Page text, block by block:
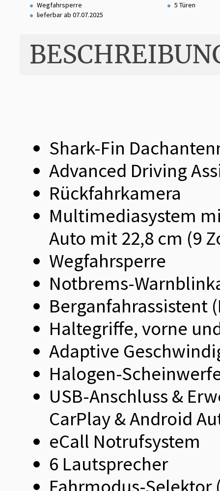
Wegfahrsperre
5 Türen
lieferbar ab 07.07.2025
Shark-Fin
Advanced Driving
Rückfahrkamera
Multimediasystem
Auto mit 22,8 cm (9
Wegfahrsperre
Notbrems-
Berganfahrassistent
Haltegriffe, vorne
Adaptive
Halogen-
USB-Anschluss &
CarPlay & Android
eCall Notrufsystem
6 Lautsprecher